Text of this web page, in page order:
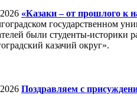
«Казаки – от прошлого к
государственном
были студенты-историки
казачий округ».
Поздравляем с